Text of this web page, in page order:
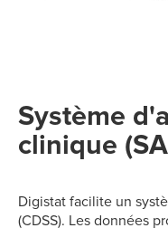
Système
clinique
Digistat facilite un
(CDSS). Les données